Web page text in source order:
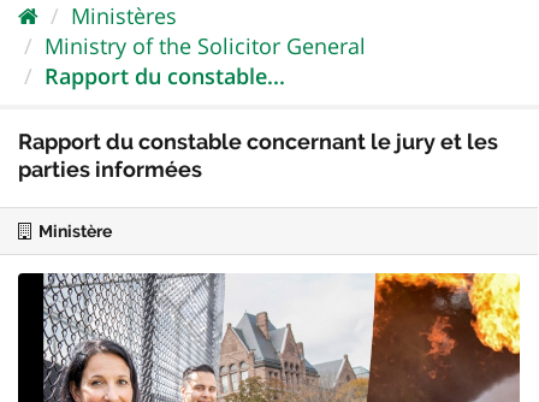
Ministères
Ministry of the Solicitor General
Rapport du constable...
Rapport du constable concernant le jury et les
parties informées
Ministère